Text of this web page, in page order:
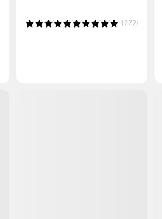
(272)